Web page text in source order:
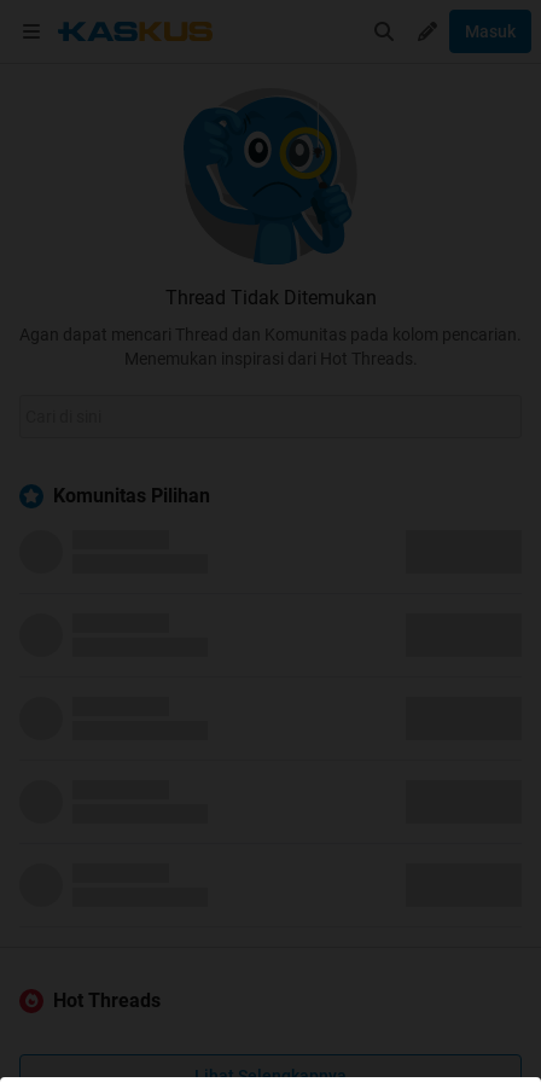
Masuk
Thread Tidak Ditemukan
Agan dapat mencari Thread dan Komunitas pada kolom pencarian.
Menemukan inspirasi dari Hot Threads.
Komunitas Pilihan
Hot Threads
Lihat Selengkapnya